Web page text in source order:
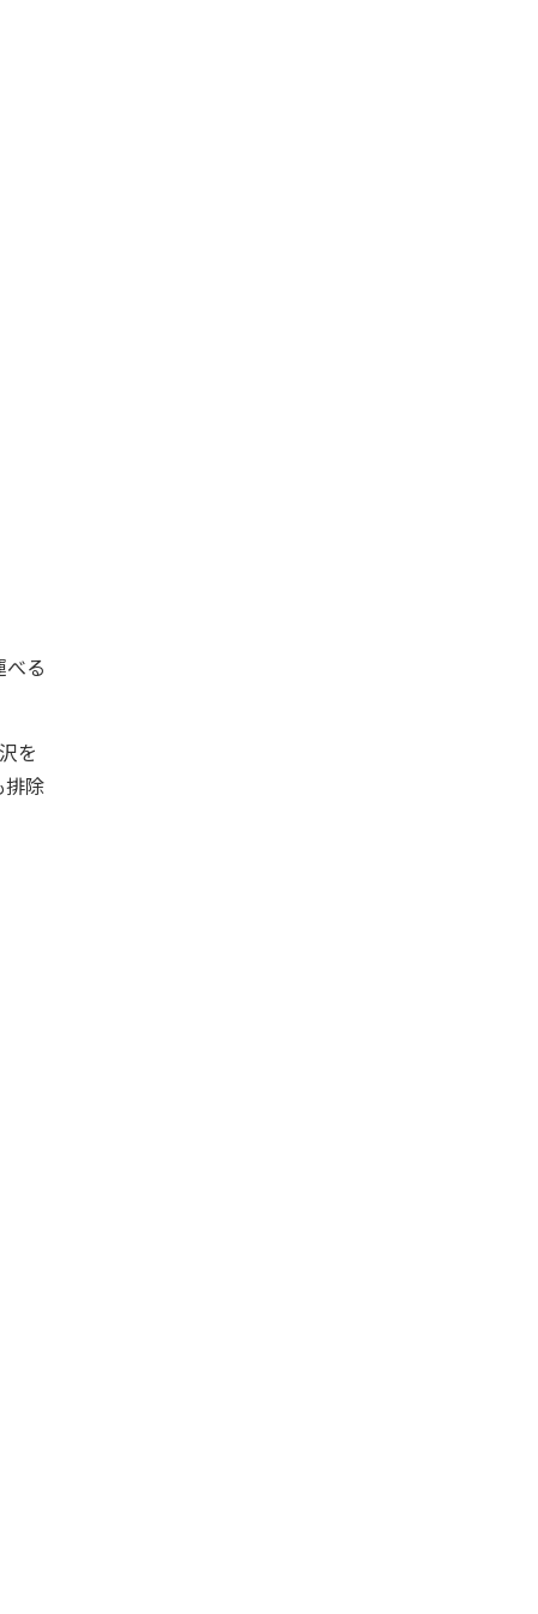
る
を
排除